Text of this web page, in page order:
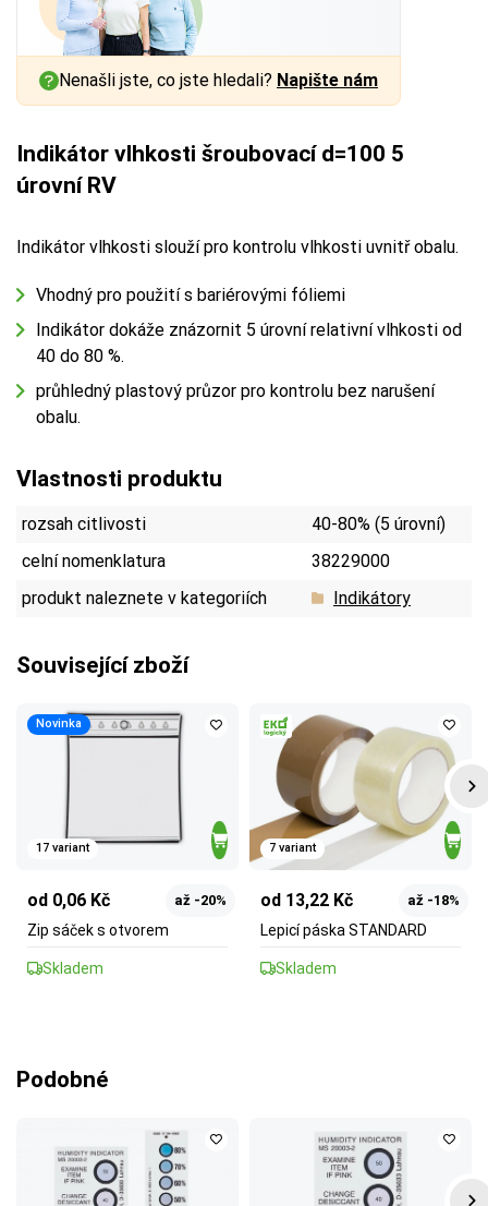
Nenašli jste, co jste hledali? Napište nám
Indikátor vlhkosti šroubovací d=100 5
úrovní RV
Indikátor vlhkosti slouží pro kontrolu vlhkosti uvnitř obalu.
Vhodný pro použití s bariérovými fóliemi
Indikátor dokáže znázornit 5 úrovní relativní vlhkosti od
40 do 80 %.
průhledný plastový průzor pro kontrolu bez narušení
obalu.
Vlastnosti produktu
rozsah citlivosti
40-80% (5 úrovní)
celní nomenklatura
38229000
produkt naleznete v kategoriích
Indikátory
Související zboží
Novinka
17 variant
od 0,06 Kč až -20%
Zip sáček s otvorem
Skladem
7 variant
od 13,22 Kč až -18%
Lepicí páska STANDARD
Skladem
Podobné